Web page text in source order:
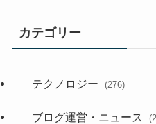
カテゴリー
テクノロジー (276)
(36)
ブログ運営・ニュース